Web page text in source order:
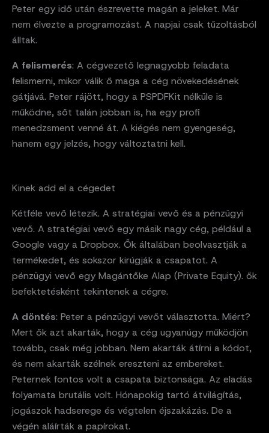
Peter egy idő után észrevette magán a jeleket. Már
nem élvezte a programozást. A napjai csak tűzoltásból
álltak.
A felismerés: A cégvezető legnagyobb feladata
felismerni, mikor válik ő maga a cég növekedésének
gátjává. Peter rájött, hogy a PSPDFKit nélküle is
működne, sőt talán jobban is, ha egy profi
menedzsment venné át. A kiégés nem gyengeség,
hanem egy jelzés, hogy változtatni kell.
Kinek add el a cégedet
Kétféle vevő létezik. A stratégiai vevő és a pénzügyi
vevő. A stratégiai vevő egy másik nagy cég, például a
Google vagy a Dropbox. Ők általában beolvasztják a
termékedet, és sokszor kirúgják a csapatot. A
pénzügyi vevő egy Magántőke Alap (Private Equity). ők
befektetésként tekintenek a cégre.
A döntés: Peter a pénzügyi vevőt választotta. Miért?
Mert ők azt akarták, hogy a cég ugyanúgy működjön
tovább, csak még jobban. Nem akarták átírni a kódot,
és nem akarták szélnek ereszteni az embereket.
Peternek fontos volt a csapata biztonsága. Az eladás
folyamata brutális volt. Hónapokig tartó átvilágítás,
jogászok hadserege és végtelen éjszakázás. De a
végén aláírták a papírokat.